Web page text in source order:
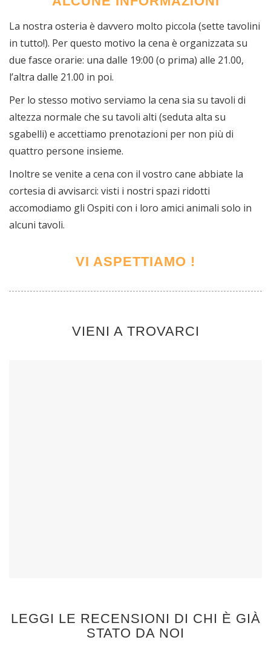
La nostra osteria è davvero molto piccola (sette tavolini
in tutto!). Per questo motivo la cena è organizzata su
due fasce orarie: una dalle 19:00 (o prima) alle 21.00,
l’altra dalle 21.00 in poi.
Per lo stesso motivo serviamo la cena sia su tavoli di
altezza normale che su tavoli alti (seduta alta su
sgabelli) e accettiamo prenotazioni per non più di
quattro persone insieme.
Inoltre se venite a cena con il vostro cane abbiate la
cortesia di avvisarci: visti i nostri spazi ridotti
accomodiamo gli Ospiti con i loro amici animali solo in
alcuni tavoli.
VI ASPETTIAMO !
VIENI A TROVARCI
LEGGI LE RECENSIONI DI CHI È GIÀ
STATO DA NOI